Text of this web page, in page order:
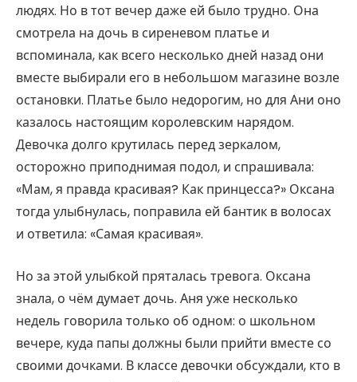
людях. Но в тот вечер даже ей было трудно. Она
смотрела на дочь в сиреневом платье и
вспоминала, как всего несколько дней назад они
вместе выбирали его в небольшом магазине возле
остановки. Платье было недорогим, но для Ани оно
казалось настоящим королевским нарядом.
Девочка долго крутилась перед зеркалом,
осторожно приподнимая подол, и спрашивала:
«Мам, я правда красивая? Как принцесса?» Оксана
тогда улыбнулась, поправила ей бантик в волосах
и ответила: «Самая красивая».
Но за этой улыбкой пряталась тревога. Оксана
знала, о чём думает дочь. Аня уже несколько
недель говорила только об одном: о школьном
вечере, куда папы должны были прийти вместе со
своими дочками. В классе девочки обсуждали, кто в